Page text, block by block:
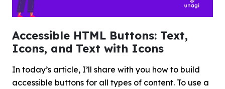
Accessible HTML Buttons: Text,
Icons, and Text with Icons
In today’s article, I’ll share with you how to build
accessible buttons for all types of content. To use a